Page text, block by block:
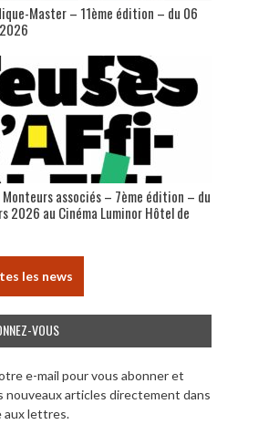
Master – 11ème édition – du 06
Monteurs associés – 7ème édition – du
2026 au Cinéma Luminor Hôtel de
les news
VOUS
e-mail pour vous abonner et
nouveaux articles directement dans
aux lettres.